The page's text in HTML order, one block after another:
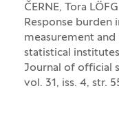
ČERNE, Tora
Response burden
measurement
statistical
Journal of official
vol. 31, iss. 4, str.